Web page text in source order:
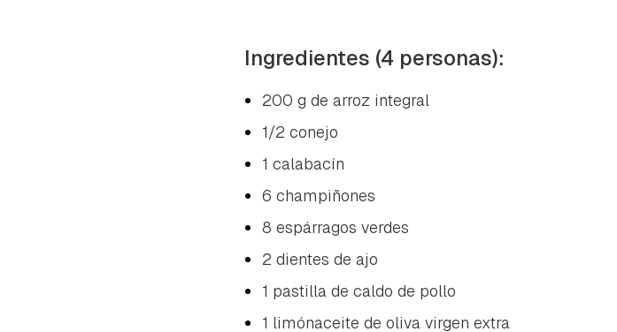
Ingredientes (4 personas):
200 g de arroz integral
1/2 conejo
1 calabacín
6 champiñones
8 espárragos verdes
2 dientes de ajo
1 pastilla de caldo de pollo
1 limónaceite de oliva virgen extra